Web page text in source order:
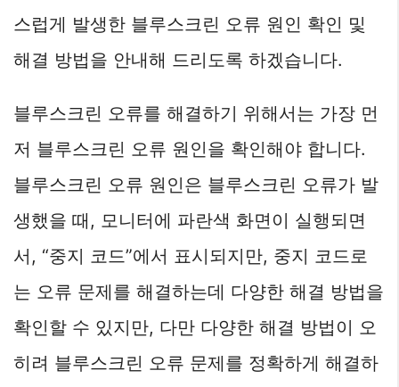
스럽게 발생한 블루스크린 오류 원인 확인 및
해결 방법을 안내해 드리도록 하겠습니다.
블루스크린 오류를 해결하기 위해서는 가장 먼
저 블루스크린 오류 원인을 확인해야 합니다.
블루스크린 오류 원인은 블루스크린 오류가 발
생했을 때, 모니터에 파란색 화면이 실행되면
서, “중지 코드”에서 표시되지만, 중지 코드로
는 오류 문제를 해결하는데 다양한 해결 방법을
확인할 수 있지만, 다만 다양한 해결 방법이 오
히려 블루스크린 오류 문제를 정확하게 해결하